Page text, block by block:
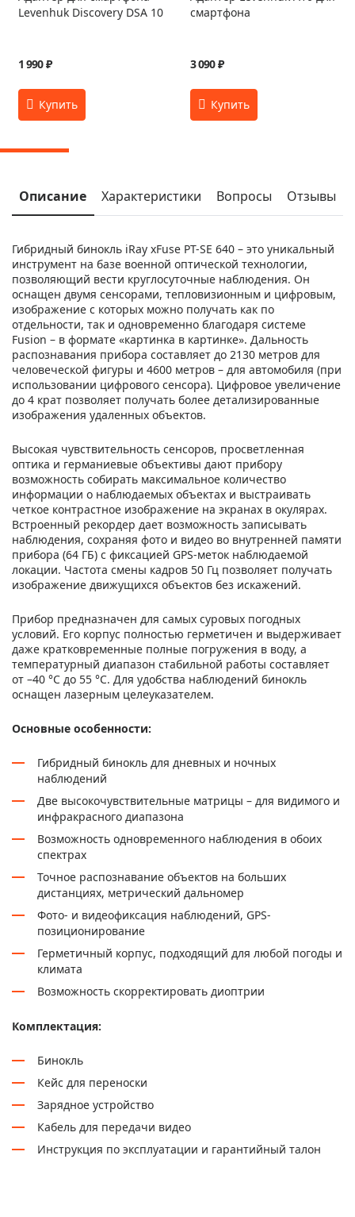
Levenhuk Discovery DSA 10
1 990 ₽
смартфона
3 090 ₽
Описание Характеристики Вопросы Отзывы
Гибридный бинокль iRay xFuse PT-SE 640 – это уникальный
инструмент на базе военной оптической технологии,
позволяющий вести круглосуточные наблюдения. Он
оснащен двумя сенсорами, тепловизионным и цифровым,
изображение с которых можно получать как по
отдельности, так и одновременно благодаря системе
Fusion – в формате «картинка в картинке». Дальность
распознавания прибора составляет до 2130 метров для
человеческой фигуры и 4600 метров – для автомобиля (при
использовании цифрового сенсора). Цифровое увеличение
до 4 крат позволяет получать более детализированные
изображения удаленных объектов.
Высокая чувствительность сенсоров, просветленная
оптика и германиевые объективы дают прибору
возможность собирать максимальное количество
информации о наблюдаемых объектах и выстраивать
четкое контрастное изображение на экранах в окулярах.
Встроенный рекордер дает возможность записывать
наблюдения, сохраняя фото и видео во внутренней памяти
прибора (64 ГБ) с фиксацией GPS-меток наблюдаемой
локации. Частота смены кадров 50 Гц позволяет получать
изображение движущихся объектов без искажений.
Прибор предназначен для самых суровых погодных
условий. Его корпус полностью герметичен и выдерживает
даже кратковременные полные погружения в воду, а
температурный диапазон стабильной работы составляет
от –40 °С до 55 °С. Для удобства наблюдений бинокль
оснащен лазерным целеуказателем.
Основные особенности:
Гибридный бинокль для дневных и ночных
наблюдений
Две высокочувствительные матрицы – для видимого и
инфракрасного диапазона
Возможность одновременного наблюдения в обоих
спектрах
Точное распознавание объектов на больших
дистанциях, метрический дальномер
Фото- и видеофиксация наблюдений, GPS-
позиционирование
Герметичный корпус, подходящий для любой погоды и
климата
Возможность скорректировать диоптрии
Комплектация:
Бинокль
Кейс для переноски
Зарядное устройство
Кабель для передачи видео
Инструкция по эксплуатации и гарантийный талон